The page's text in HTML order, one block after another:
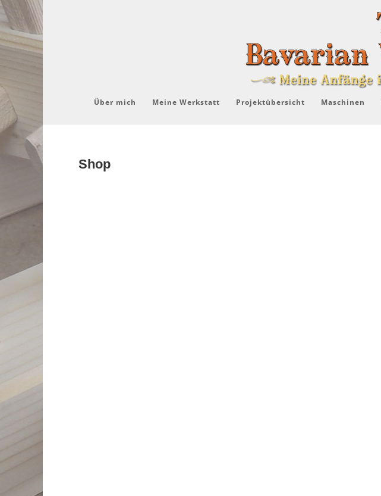
Über mich Meine Werkstatt Projektübersicht Maschinen
Shop